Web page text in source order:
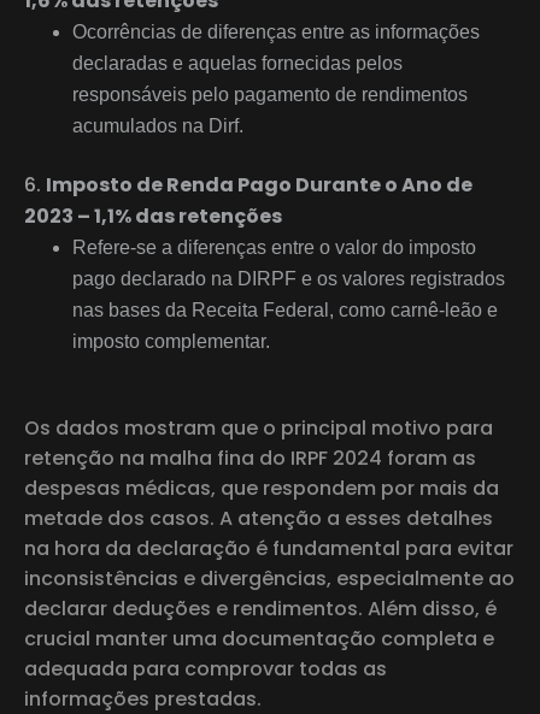
Ocorrências de diferenças entre as informações
declaradas e aquelas fornecidas pelos
responsáveis pelo pagamento de rendimentos
acumulados na Dirf.
Imposto de Renda Pago Durante o Ano de
2023 – 1,1% das retenções
Refere-se a diferenças entre o valor do imposto
pago declarado na DIRPF e os valores registrados
nas bases da Receita Federal, como carnê-leão e
imposto complementar.
Os dados mostram que o principal motivo para
retenção na malha fina do IRPF 2024 foram as
despesas médicas, que respondem por mais da
metade dos casos. A atenção a esses detalhes
na hora da declaração é fundamental para evitar
inconsistências e divergências, especialmente ao
declarar deduções e rendimentos. Além disso, é
crucial manter uma documentação completa e
adequada para comprovar todas as
informações prestadas.